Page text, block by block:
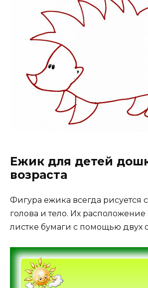
Ежик для детей
возраста
Фигура ежика всегда рисуется
голова и тело. Их расположение
листке бумаги с помощью двух